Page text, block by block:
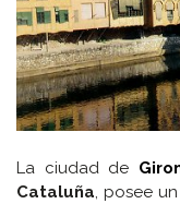
La ciudad de
Cataluña, posee